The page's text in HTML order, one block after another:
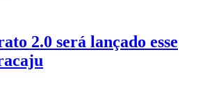
2.0 será lançado esse